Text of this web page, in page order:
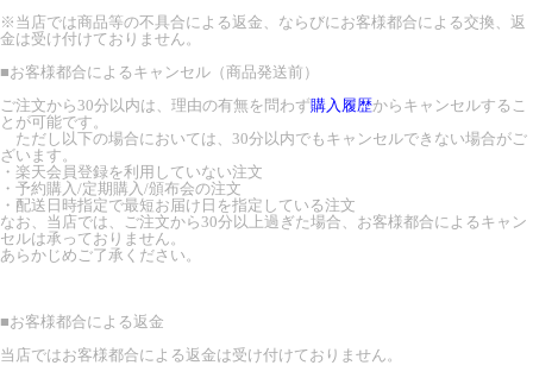
※当店では商品等の不具合による返金、ならびにお客様都合による交換、返
金は受け付けておりません。
■お客様都合によるキャンセル（商品発送前）
ご注文から30分以内は、理由の有無を問わず購入履歴からキャンセルするこ
とが可能です。
ただし以下の場合においては、30分以内でもキャンセルできない場合がご
ざいます。
・楽天会員登録を利用していない注文
・予約購入/定期購入/頒布会の注文
・配送日時指定で最短お届け日を指定している注文
なお、当店では、ご注文から30分以上過ぎた場合、お客様都合によるキャン
セルは承っておりません。
あらかじめご了承ください。
■お客様都合による返金
当店ではお客様都合による返金は受け付けておりません。